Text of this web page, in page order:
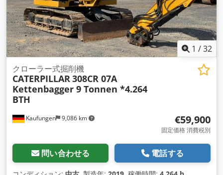
1 /32
Kaufungen 9,086 km
クローラー式掘削機
CATERPILLAR308CR 07A
Kettenbagger 9 Tonnen *4.264
BTH
€59,900
固定価格 消費税別
問い合わせる 電話する